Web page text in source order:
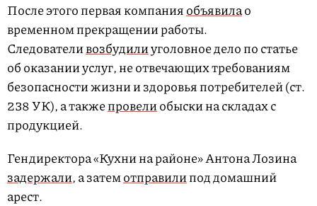
После этого первая компанияобъявилао
временном прекращении работы.
Следователивозбудилиуголовное дело по статье
об оказании услуг, не отвечающих требованиям
безопасности жизни и здоровья потребителей (ст.
238 УК), а такжепровелиобыски на складах с
продукцией.
Гендиректора «Кухни на районе» Антона Лозина
задержали, а затемотправилипод домашний
арест.